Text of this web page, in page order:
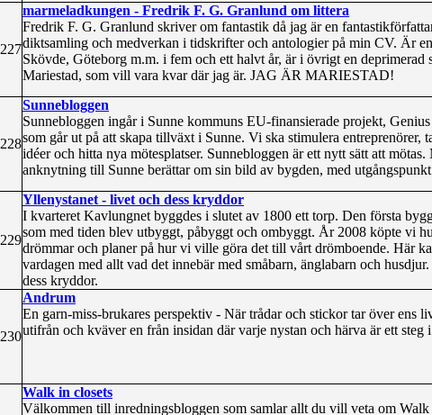
227
marmeladkungen - Fredrik F. G. Granlund om littera
Fredrik F. G. Granlund skriver om fantastik då jag är en
diktsamling och medverkan i tidskrifter och antologier på min CV. Är
Skövde, Göteborg m.m. i fem och ett halvt år, är i övrigt en deprimerad
Mariestad, som vill vara kvar där jag är. JAG ÄR MARIESTAD!
228
Sunnebloggen
Sunnebloggen ingår i Sunne kommuns EU-finansierade projekt,
som går ut på att skapa tillväxt i Sunne. Vi ska stimulera entreprenörer,
idéer och hitta nya mötesplatser. Sunnebloggen är ett nytt sätt att
anknytning till Sunne berättar om sin bild av bygden, med
229
Yllenystanet - livet och dess kryddor
I kvarteret Kavlungnet byggdes i slutet av 1800 ett torp. Den första
som med tiden blev utbyggt, påbyggt och ombyggt. År 2008 köpte vi
drömmar och planer på hur vi ville göra det till vårt drömboende. Här
vardagen med allt vad det innebär med småbarn, änglabarn och
dess kryddor.
230
Andrum
En garn-miss-brukares perspektiv - När trådar och stickor tar över ens
utifrån och kväver en från insidan där varje nystan och härva är ett steg
Walk in closets
Välkommen till inredningsbloggen som samlar allt du vill veta om